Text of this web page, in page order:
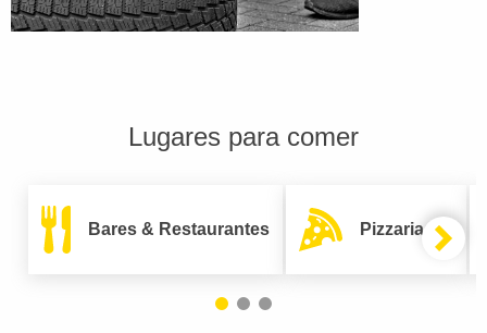
Lugares para comer
Bares & Restaurantes Pizzarias